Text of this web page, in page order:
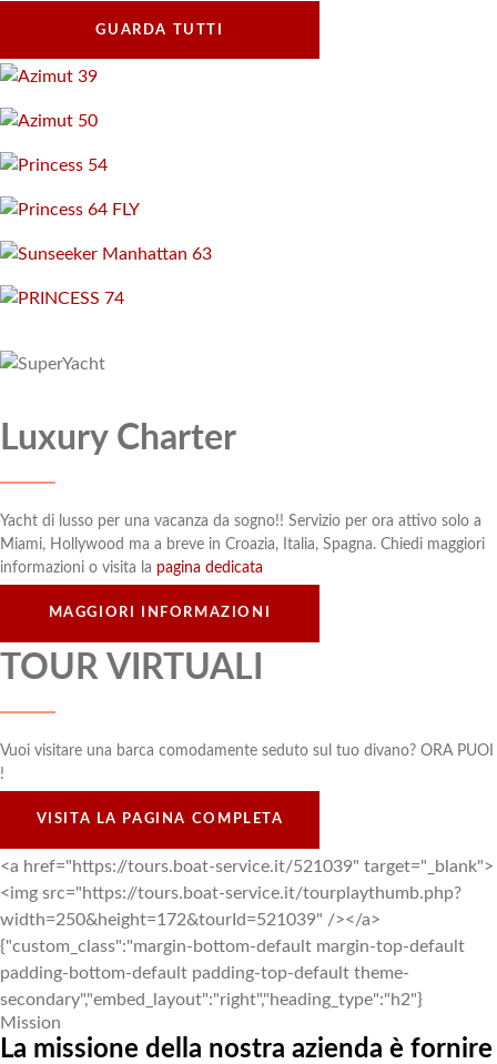
GUARDA TUTTI
Luxury Charter
Yacht di lusso per una vacanza da sogno!! Servizio per ora attivo solo a
Miami, Hollywood ma a breve in Croazia, Italia, Spagna. Chiedi maggiori
informazioni o visita la pagina dedicata
MAGGIORI INFORMAZIONI
TOUR VIRTUALI
Vuoi visitare una barca comodamente seduto sul tuo divano? ORA PUOI
!
VISITA LA PAGINA COMPLETA
<a href="https://tours.boat-service.it/521039" target="_blank">
<img src="https://tours.boat-service.it/tourplaythumb.php?
width=250&height=172&tourId=521039" /></a>
{"custom_class":"margin-bottom-default margin-top-default
padding-bottom-default padding-top-default theme-
secondary","embed_layout":"right","heading_type":"h2"}
Mission
La missione della nostra azienda è fornire